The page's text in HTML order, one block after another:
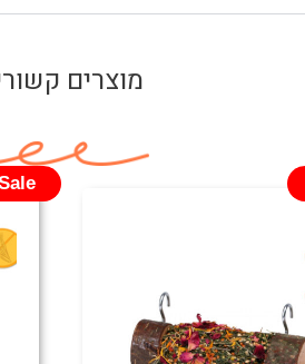
מוצרים
₪35.00.